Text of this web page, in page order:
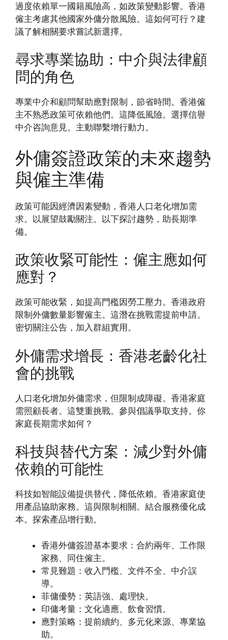
過度依賴單一國籍風險高，如政策變動影響。香港
僱主考慮其他國家外傭分散風險。這如何可行？建
議了解相關要求嘗試新選擇。
尋求專業協助：中介與法律顧
問的角色
專業中介和顧問幫助應對限制，節省時間。香港僱
主不熟悉政策可依賴他們。這降低風險。選擇信譽
中介咨詢意見。主動聯繫增行動力。
外傭簽證政策的未來趨勢
與僱主準備
政策可能因經濟因素變動，香港人口老化增加需
求。以展望鼓勵關注。以下探討趨勢，助長期準
備。
政策收緊可能性：僱主應如何
應對？
政策可能收緊，如提高門檻因勞工壓力。香港政府
限制外傭數量影響僱主。這潛在挑戰需提前申請。
密切關注公告，加入群組實用。
外傭需求增長：香港老齡化社
會的挑戰
人口老化增加外傭需求，但限制成障礙。香港家庭
需照顧長者。這雙重挑戰。參與倡議爭取支持。你
家庭長期需求如何？
科技與替代方案：減少對外傭
依賴的可能性
科技如智能設備提供替代，降低依賴。香港家庭使
用產品協助家務。這與限制相關。結合服務優化成
本。探索產品增行動。
香港外傭簽證基本要求：合約兩年、工作限
家務、同住僱主。
常見難題：收入門檻、文件不全、中介誤
導。
菲傭優勢：英語強、處理快。
印傭考量：文化適應、飲食習慣。
應對策略：提前續約、多元化來源、專業協
助。